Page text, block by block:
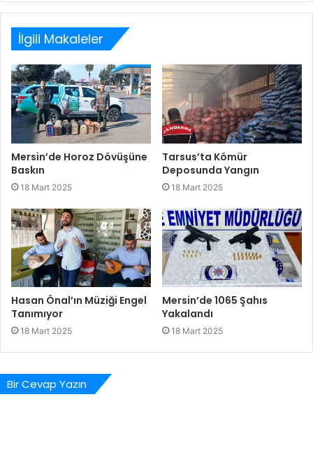
sitesi
İlgili Makaleler
Mersin’de Horoz Dövüşüne
Baskın
18 Mart 2025
Tarsus’ta Kömür
Deposunda Yangın
18 Mart 2025
Hasan Önal’ın Müziği Engel
Tanımıyor
18 Mart 2025
Mersin’de 1065 Şahıs
Yakalandı
18 Mart 2025
Bir Cevap Yazın